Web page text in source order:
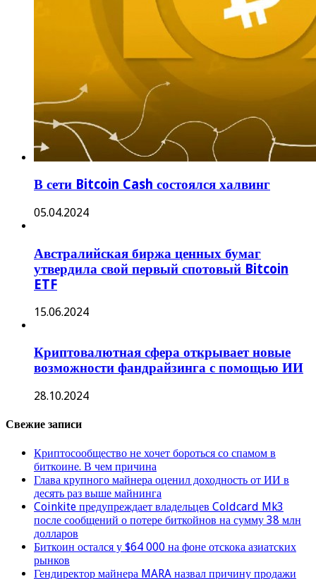
В сети Bitcoin Cash состоялся халвинг
05.04.2024
Австралийская биржа ценных бумаг
утвердила свой первый спотовый Bitcoin
ETF
15.06.2024
Криптовалютная сфера открывает новые
возможности фандрайзинга с помощью ИИ
28.10.2024
Свежие записи
Криптосообщество не хочет бороться со спамом в
биткоине. В чем причина
Глава крупного майнера оценил доходность от ИИ в
десять раз выше майнинга
Coinkite предупреждает владельцев Coldcard Mk3
после сообщений о потере биткойнов на сумму 38 млн
долларов
Биткоин остался у $64 000 на фоне отскока азиатских
рынков
Гендиректор майнера MARA назвал причину продажи